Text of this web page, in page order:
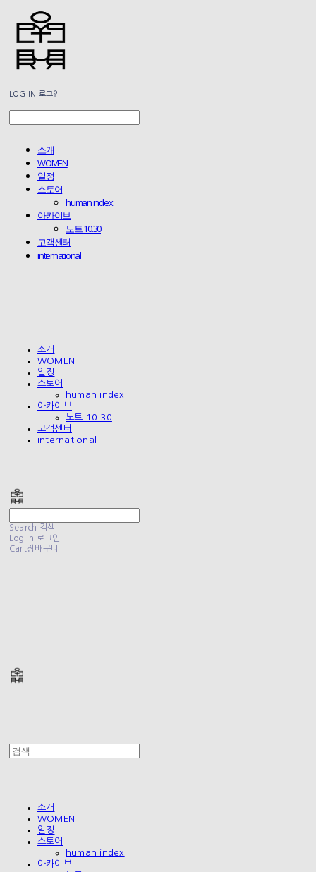
LOG IN 로그인
소개
WOMEN
일정
스토어
human index
아카이브
노트 10.30
고객센터
international
소개
WOMEN
일정
스토어
human index
아카이브
노트 10.30
고객센터
international
Search 검색
Log In 로그인
Cart장바구니
소개
WOMEN
일정
스토어
human index
아카이브